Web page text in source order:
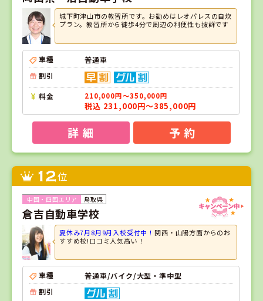
城下町津山市の教習所です。お勧めはレオパレスの自炊
プラン。教習所から徒歩4分で周辺の利便性も抜群です
車種
普通車
割引
料金 210,000円～350,000円
税込 231,000円～385,000円
詳 細 予 約
12位
鳥取県
倉吉自動車学校
夏休み7月8月9月入校受付中！関西・山陽方面からのお
すすめ校!口コミ人気高い！
車種
普通車/バイク/大型・準中型
割引